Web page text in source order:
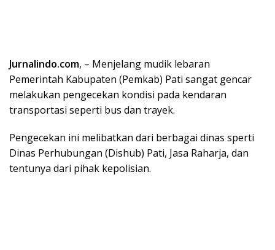
Jurnalindo.com, – Menjelang mudik lebaran
Pemerintah Kabupaten (Pemkab) Pati sangat gencar
melakukan pengecekan kondisi pada kendaran
transportasi seperti bus dan trayek.
Pengecekan ini melibatkan dari berbagai dinas sperti
Dinas Perhubungan (Dishub) Pati, Jasa Raharja, dan
tentunya dari pihak kepolisian.